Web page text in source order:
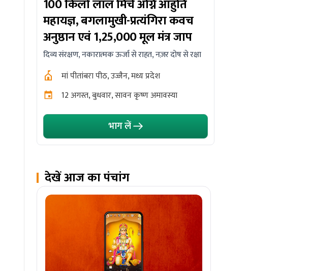
100 किलो लाल मिर्च अग्नि आहुति
महायज्ञ, बगलामुखी-प्रत्यंगिरा कवच
अनुष्ठान एवं 1,25,000 मूल मंत्र जाप
दिव्य संरक्षण, नकारात्मक ऊर्जा से राहत, नज़र दोष से रक्षा
मां पीतांबरा पीठ, उज्जैन, मध्य प्रदेश
12 अगस्त, बुधवार, सावन कृष्ण अमावस्या
भाग लें
देखें आज का पंचांग